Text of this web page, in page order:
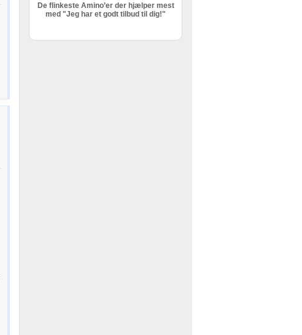
De flinkeste Amino’er der hjælper mest
med "Jeg har et godt tilbud til dig!"